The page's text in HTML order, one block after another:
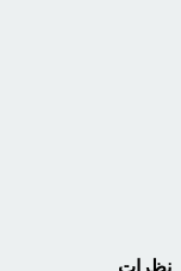
نظرات